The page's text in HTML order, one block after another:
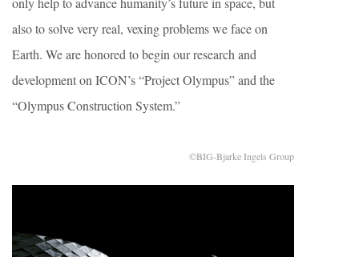
also to solve very real, vexing problems we face on
Earth. We are honored to begin our research and
development on ICON’s “Project Olympus” and the
“Olympus Construction System.”
©BIG-Bjarke Ingels Group